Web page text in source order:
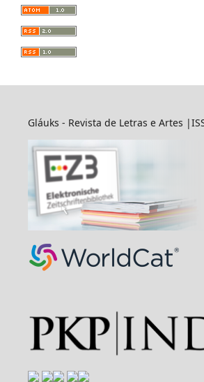
Gláuks - Revista de Letras e Artes